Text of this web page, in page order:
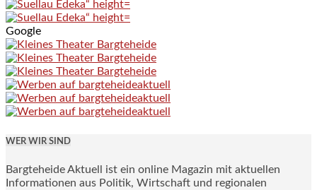
Google
WER WIR SIND
Bargteheide Aktuell ist ein online Magazin mit aktuellen
Informationen aus Politik, Wirtschaft und regionalen